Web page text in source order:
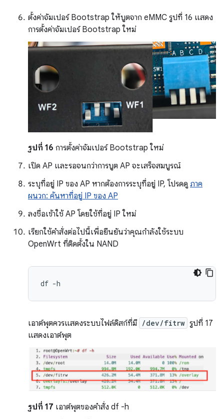
ตั้งค่าจัมเปอร์ Bootstrap ให้บูตจาก eMMC รูปที่ 16 แสดง
การตั้งค่าจัมเปอร์ Bootstrap ใหม่
รูปที่ 16 การตั้งค่าจัมเปอร์ Bootstrap ใหม่
เปิด AP และรอจนกว่าการบูต AP จะเสร็จสมบูรณ์
ระบุที่อยู่ IP ของ AP หากต้องการระบุที่อยู่ IP, โปรดดู ภาค
ผนวก: ค้นหาที่อยู่ IP ของ AP
ลงชื่อเข้าใช้ AP โดยใช้ที่อยู่ IP ใหม่
เรียกใช้คำสั่งต่อไปนี้เพื่อยืนยันว่าคุณกำลังใช้ระบบ
OpenWrt ที่ติดตั้งใน NAND
df
เอาต์พุตควรแสดงระบบไฟล์ดิสก์ที่มี /dev/fitrw รูปที่ 17
แสดงเอาต์พุต
รูปที่ 17 เอาต์พุตของคำสั่ง df -h